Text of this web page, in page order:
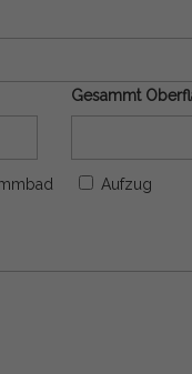
Gesammt
Aufzug